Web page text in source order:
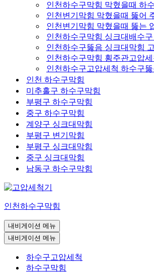
인천하수구막힘 막혔을때 하
인천변기막힘 막혔을때 뚫어
인천변기막힘 막혔을때 뚫는
인천하수구막힘 싱크대배수
인천하수구뚫음 싱크대막힘
인천하수구막힘 횡주관고압
인천하수구고압세척 하수구뚫
인천 하수구막힘
미추홀구 하수구막힘
부평구 하수구막힘
중구 하수구막힘
계양구 싱크대막힘
부평구 변기막힘
부평구 싱크대막힘
중구 싱크대막힘
남동구 하수구막힘
인천하수구막힘
내비게이션 메뉴
내비게이션 메뉴
하수구고압세척
하수구막힘